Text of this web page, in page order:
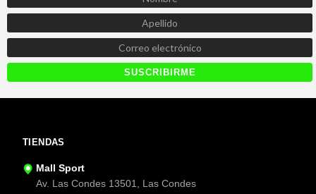
TIENDAS
Mall Sport
Av. Las Condes 13501, Las Condes